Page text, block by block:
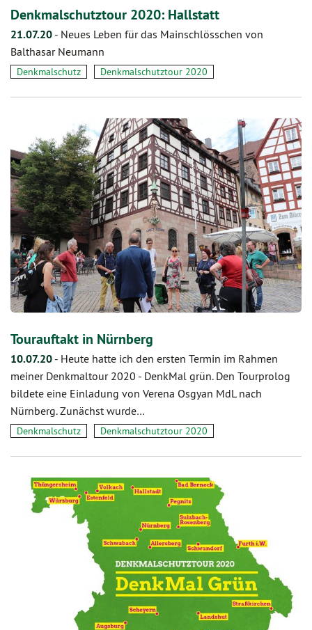
Denkmalschutztour 2020: Hallstatt
21.07.20 - Neues Leben für das Mainschlösschen von
Balthasar Neumann
Denkmalschutz Denkmalschutztour 2020
Tourauftakt in Nürnberg
10.07.20 - Heute hatte ich den ersten Termin im Rahmen
meiner Denkmaltour 2020 - DenkMal grün. Den Tourprolog
bildete eine Einladung von Verena Osgyan MdL nach
Nürnberg. Zunächst wurde…
Denkmalschutz Denkmalschutztour 2020